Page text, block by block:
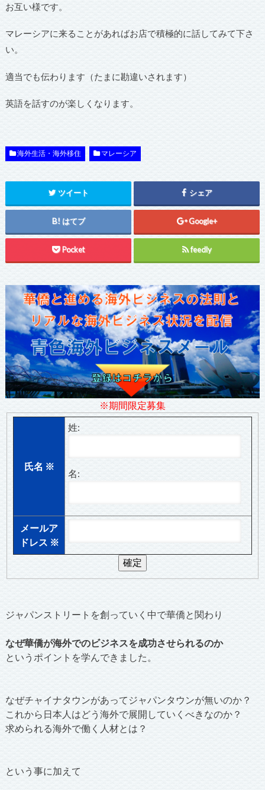
お互い様です。
マレーシアに来ることがあればお店で積極的に話してみて下さ
い。
適当でも伝わります（たまに勘違いされます）
英語を話すのが楽しくなります。
海外生活・海外移住 マレーシア
ツイート シェア
はてブ Google+
Pocket feedly
※期間限定募集
氏名 ※
姓:
名:
メールア
ドレス ※
ジャパンストリートを創っていく中で華僑と関わり
なぜ華僑が海外でのビジネスを成功させられるのか
というポイントを学んできました。
なぜチャイナタウンがあってジャパンタウンが無いのか？
これから日本人はどう海外で展開していくべきなのか？
求められる海外で働く人材とは？
という事に加えて